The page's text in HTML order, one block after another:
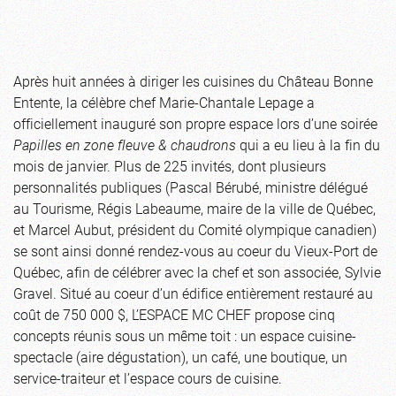
Après huit années à diriger les cuisines du Château Bonne
Entente, la célèbre chef Marie-Chantale Lepage a
officiellement inauguré son propre espace lors d’une soirée
Papilles en zone fleuve & chaudronsqui a eu lieu à la fin du
mois de janvier. Plus de 225 invités, dont plusieurs
personnalités publiques (Pascal Bérubé, ministre délégué
au Tourisme, Régis Labeaume, maire de la ville de Québec,
et Marcel Aubut, président du Comité olympique canadien)
se sont ainsi donné rendez-vous au coeur du Vieux-Port de
Québec, afin de célébrer avec la chef et son associée, Sylvie
Gravel. Situé au coeur d’un édifice entièrement restauré au
coût de 750 000 $, L’ESPACE MC CHEF propose cinq
concepts réunis sous un même toit : un espace cuisine-
spectacle (aire dégustation), un café, une boutique, un
service-traiteur et l’espace cours de cuisine.